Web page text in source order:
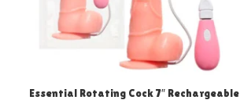
Essential Rotating Cock 7″ Rechargeable